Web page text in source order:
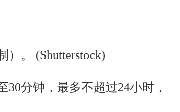
。 (Shutterstock)
分钟，最多不超过24小时，